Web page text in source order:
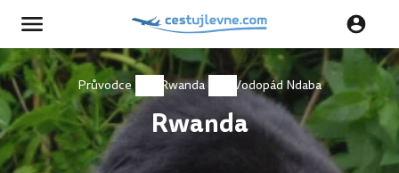
Průvodce Rwanda Vodopád Ndaba
Rwanda